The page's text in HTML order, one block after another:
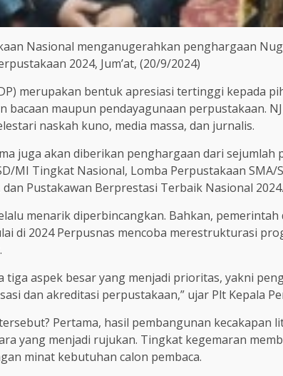
Nasional menganugerahkan penghargaan
2024, Jum’at, (20/9/2024)
merupakan bentuk apresiasi tertinggi kepada
bacaan maupun pendayagunaan perpustakaan.
naskah kuno, media massa, dan jurnalis.
juga akan diberikan penghargaan dari
MI Tingkat Nasional, Lomba Perpustakaan
Pustakawan Berprestasi Terbaik Nasional 2024.
menarik diperbincangkan. Bahkan,
di 2024 Perpusnas mencoba merestrukturasi
tiga aspek besar yang menjadi prioritas, yakni
dan akreditasi perpustakaan,” ujar Plt Kepala
Pertama, hasil pembangunan
yang menjadi rujukan. Tingkat kegemaran
minat kebutuhan calon pembaca.